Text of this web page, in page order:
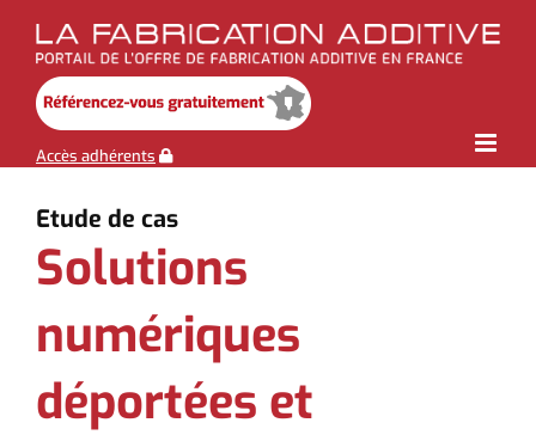
content
Accès adhérents
Etude de cas
Solutions
numériques
déportées et